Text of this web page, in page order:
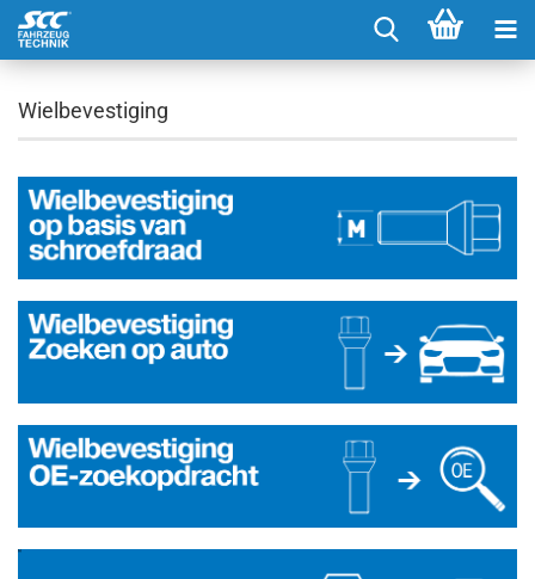
Wielbevestiging